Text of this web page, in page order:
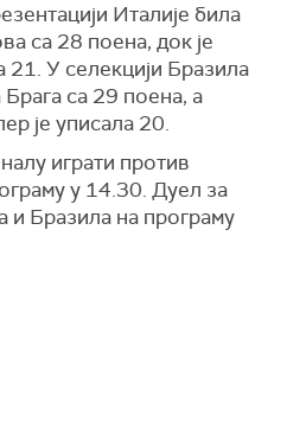
Италије била
са 28 поена, док је
21. У селекцији Бразила
са 29 поена, а
је уписала 20.
играти против
у 14.30. Дуел за
и Бразила на програму